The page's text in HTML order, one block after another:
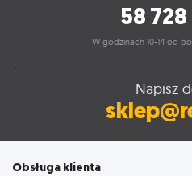
58 728
W godzinach 10-14 od
Napisz
Obsługa klienta